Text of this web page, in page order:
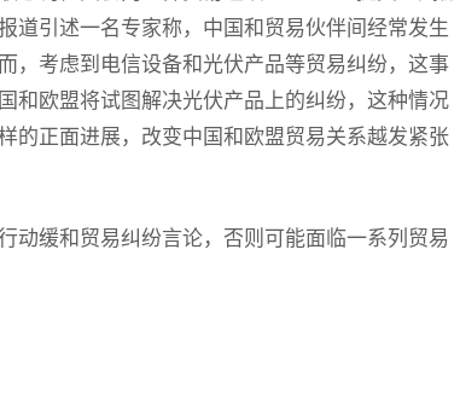
道引述一名专家称，中国和贸易伙伴间经常发生
，考虑到电信设备和光伏产品等贸易纠纷，这事
和欧盟将试图解决光伏产品上的纠纷，这种情况
的正面进展，改变中国和欧盟贸易关系越发紧张
动缓和贸易纠纷言论，否则可能面临一系列贸易